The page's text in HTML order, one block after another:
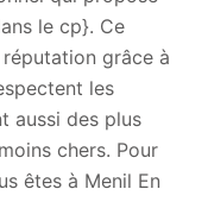
le cp}. Ce
grâce à
les
aussi des plus
chers. Pour
êtes à Menil En